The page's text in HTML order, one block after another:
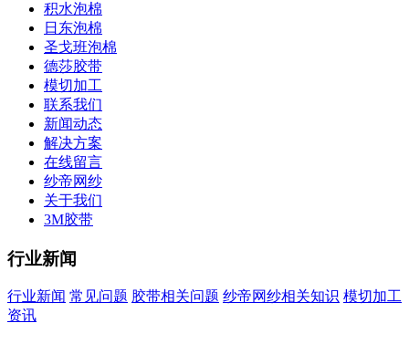
积水泡棉
日东泡棉
圣戈班泡棉
德莎胶带
模切加工
联系我们
新闻动态
解决方案
在线留言
纱帝网纱
关于我们
3M胶带
行业新闻
行业新闻 常见问题 胶带相关问题 纱帝网纱相关知识 模切加工
资讯